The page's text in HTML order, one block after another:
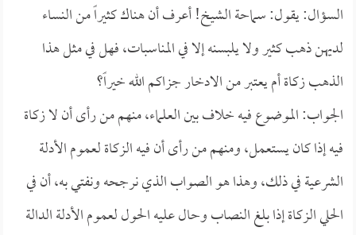
السؤال: يقول: سماحة الشيخ! أعرف أن هناك كثيراً من النساء
لديهن ذهب كثير ولا يلبسنه إلا في المناسبات، فهل في مثل هذا
الذهب زكاة أم يعتبر من الادخار جزاكم الله خيراً؟
الجواب: الموضوع فيه خلاف بين العلماء، منهم من رأى أن لا زكاة
فيه إذا كان يستعمل، ومنهم من رأى أن فيه الزكاة لعموم الأدلة
الشرعية في ذلك، وهذا هو الصواب الذي نرجحه ونفتي به، أن في
الحلي الزكاة إذا بلغ النصاب وحال عليه الحول لعموم الأدلة الدالة